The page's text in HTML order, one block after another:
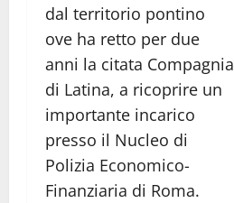
dal territorio pontino
ove ha retto per due
anni la citata Compagnia
di Latina, a ricoprire un
importante incarico
presso il Nucleo di
Polizia Economico-
Finanziaria di Roma.